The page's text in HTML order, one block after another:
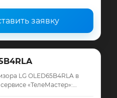
заявку
LG OLED65B4RLA в
«ТелеМастер»: